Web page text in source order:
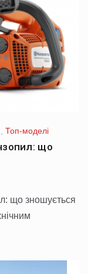
, Топ-моделі
що
що зношується